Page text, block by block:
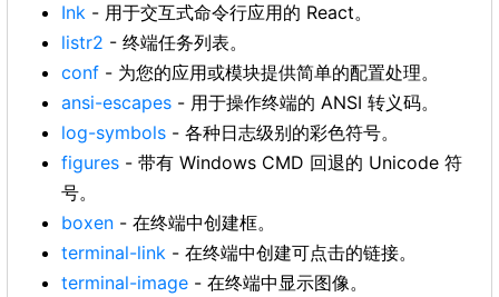
Ink - 用于交互式命令行应用的 React。
listr2 - 终端任务列表。
conf - 为您的应用或模块提供简单的配置处理。
ansi-escapes - 用于操作终端的 ANSI 转义码。
log-symbols - 各种日志级别的彩色符号。
figures - 带有 Windows CMD 回退的 Unicode 符
号。
boxen - 在终端中创建框。
terminal-link - 在终端中创建可点击的链接。
terminal-image - 在终端中显示图像。